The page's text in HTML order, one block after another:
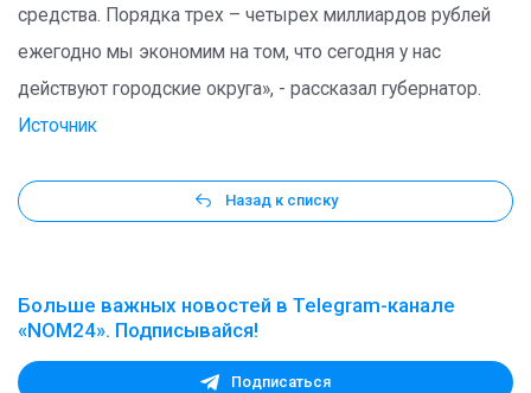
средства. Порядка трех – четырех миллиардов рублей
ежегодно мы экономим на том, что сегодня у нас
действуют городские округа», - рассказал губернатор.
Источник
Назад к списку
Больше важных новостей в Telegram-канале
«NOM24». Подписывайся!
Подписаться